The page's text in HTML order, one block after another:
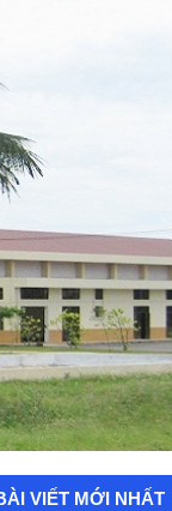
VIẾT MỚI NHẤT